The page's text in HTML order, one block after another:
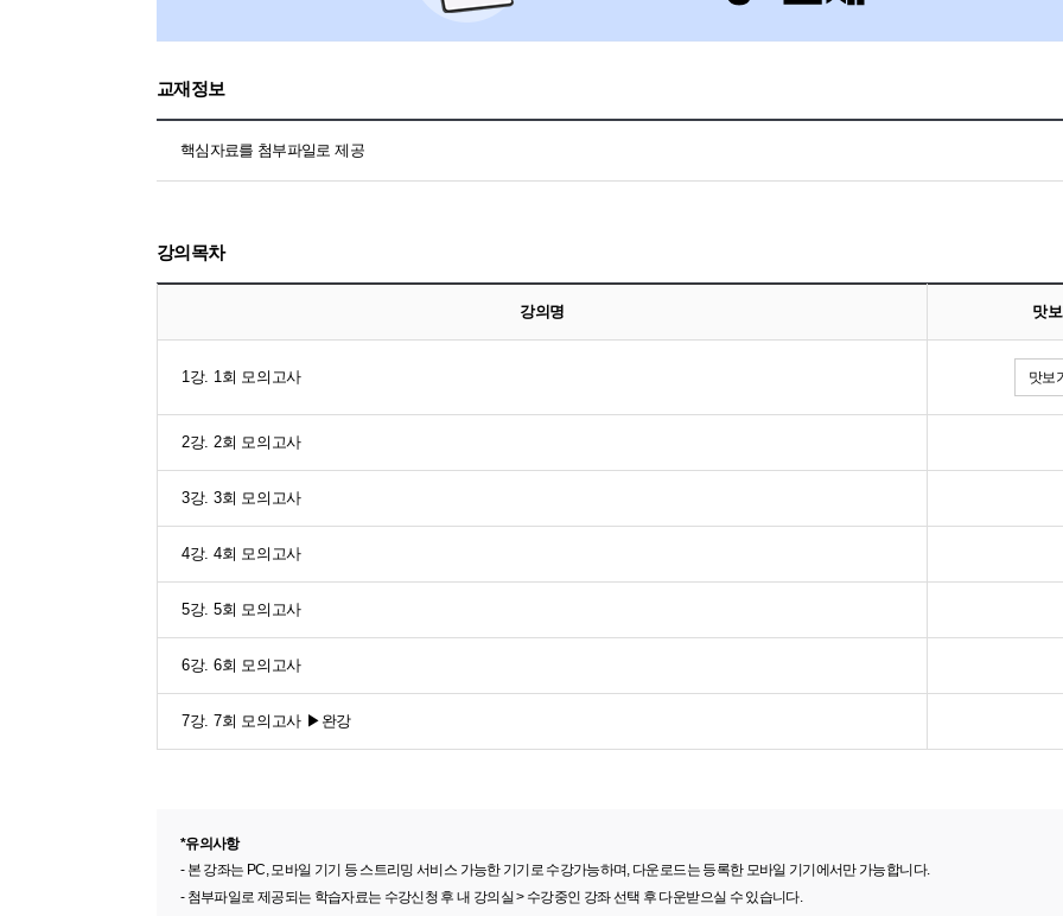
교재정보
핵심자료를 첨부파일로 제공
강의목차
강의명 맛보
1강. 1회 모의고사 맛보
2강. 2회 모의고사
3강. 3회 모의고사
4강. 4회 모의고사
5강. 5회 모의고사
6강. 6회 모의고사
7강. 7회 모의고사 ▶완강
*유의사항
- 본 강좌는 PC, 모바일 기기 등 스트리밍 서비스 가능한 기기로 수강가능하며, 다운로드는 등록한 모바일 기기에서만 가능합니다.
- 첨부파일로 제공되는 학습자료는 수강신청 후 내 강의실 > 수강중인 강좌 선택 후 다운받으실 수 있습니다.